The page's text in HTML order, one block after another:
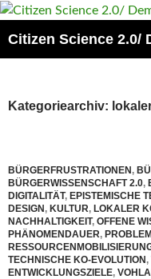
Zum
springen
Citizen Science 2.0/
Kategoriearchiv:
BÜRGERFRUSTRATIONEN ,
BÜRGERWISSENSCHAFT 2.0,
DIGITALITÄT, EPISTEMISCHE
DESIGN , KULTUR, LOKALER
NACHHALTIGKEIT, OFFENE
PHÄNOMENDAUER,
TECHNISCHE KO-EVOLUTION ,
ENTWICKLUNGSZIELE,